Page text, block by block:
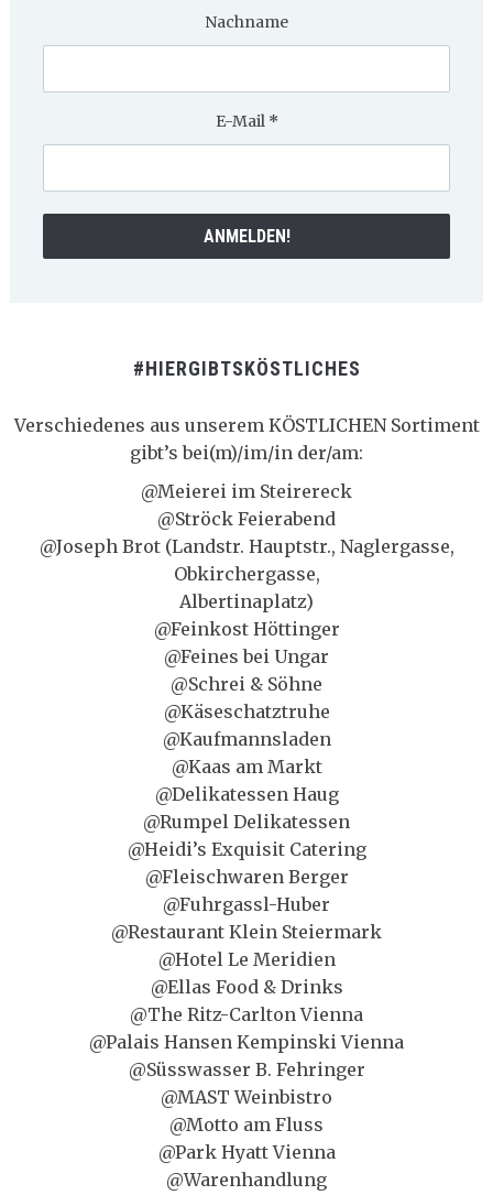
Nachname
E-Mail *
#HIERGIBTSKÖSTLICHES
Verschiedenes aus unserem KÖSTLICHEN Sortiment
gibt’s bei(m)/im/in der/am:
@Meierei im Steirereck
@Ströck Feierabend
@Joseph Brot (Landstr. Hauptstr., Naglergasse,
Obkirchergasse,
Albertinaplatz)
@Feinkost Höttinger
@Feines bei Ungar
@Schrei & Söhne
@Käseschatztruhe
@Kaufmannsladen
@Kaas am Markt
@Delikatessen Haug
@Rumpel Delikatessen
@Heidi’s Exquisit Catering
@Fleischwaren Berger
@Fuhrgassl-Huber
@Restaurant Klein Steiermark
@Hotel Le Meridien
@Ellas Food & Drinks
@The Ritz-Carlton Vienna
@Palais Hansen Kempinski Vienna
@Süsswasser B. Fehringer
@MAST Weinbistro
@Motto am Fluss
@Park Hyatt Vienna
@Warenhandlung